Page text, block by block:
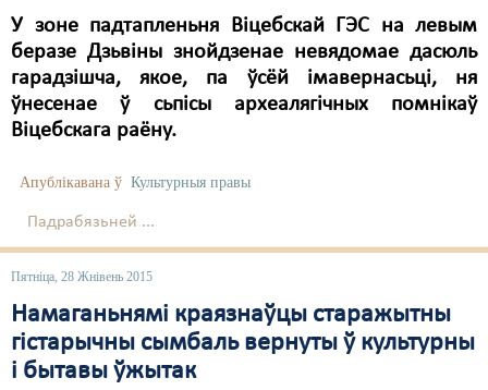
У зоне падтапленьня Віцебскай ГЭС на левым
беразе Дзьвіны знойдзенае невядомае дасюль
гарадзішча, якое, па ўсёй імавернасьці, ня
ўнесенае ў сьпісы археалягічных помнікаў
Віцебскага раёну.
Апублікавана ў Культурныя правы
Падрабязьней ...
Пятніца, 28 Жнівень 2015
Намаганьнямі краязнаўцы старажытны
гістарычны сымбаль вернуты ў культурны
і бытавы ўжытак
Экалёгія
Правы працоўных
Сацыяльныя правы